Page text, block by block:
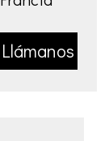
Llámanos